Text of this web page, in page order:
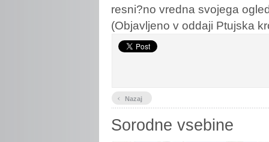
resni?no vredna svojega
(Objavljeno v oddaji Ptujska
‹ Nazaj
Sorodne vsebine